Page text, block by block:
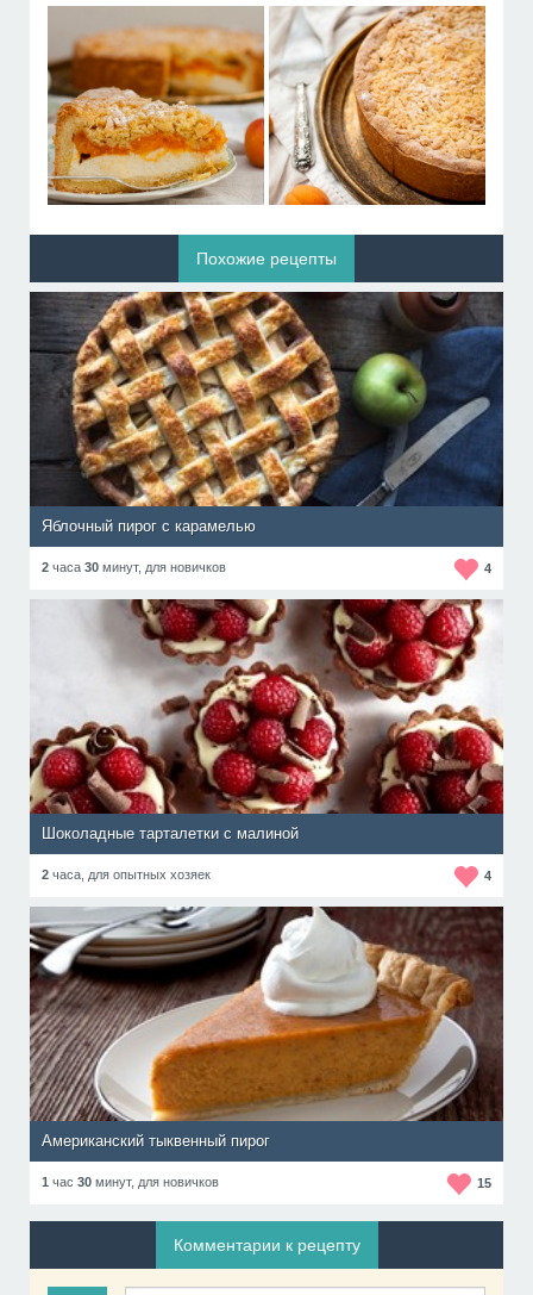
Похожие рецепты
Яблочный пирог с карамелью
2 часа 30 минут, для новичков 4
Шоколадные тарталетки с малиной
2 часа, для опытных хозяек 4
Американский тыквенный пирог
1 час 30 минут, для новичков 15
Комментарии к рецепту